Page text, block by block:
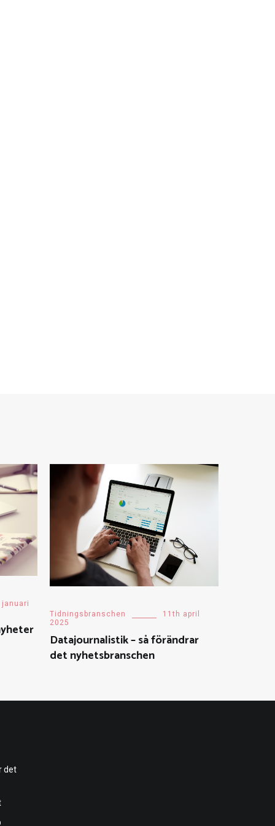
januari
Tidningsbranschen
11th april
2025
Datajournalistik – så förändrar
det nyhetsbranschen
det